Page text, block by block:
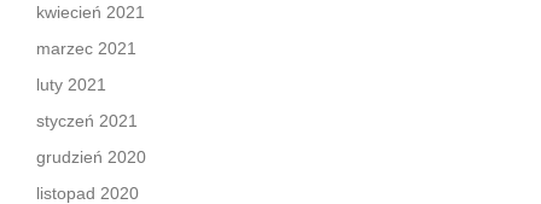
kwiecień 2021
marzec 2021
luty 2021
styczeń 2021
grudzień 2020
listopad 2020